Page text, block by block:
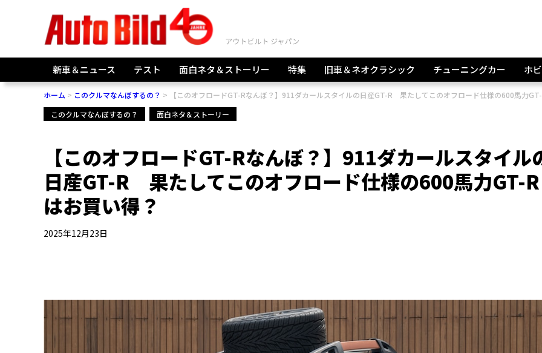
新車＆ニュース テスト 面白ネタ＆ストーリー 特集 旧車＆ネオクラシック チューニングカー ホ
ホーム このクルマなんぼするの？
【このオフロードGT-Rなんぼ？】911ダカールスタイルの日産GT-R 果たしてこのオフロード仕様の600馬力
このクルマなんぼするの？
面白ネタ＆ストーリー
【このオフロードGT-Rなんぼ？】911ダカールスタイル
日産GT-R 果たしてこのオフロード仕様の600馬力GT-R
はお買い得？
2025年12月23日